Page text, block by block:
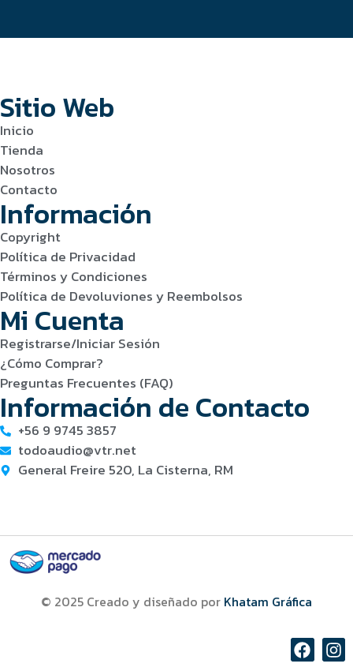
Sitio Web
Inicio
Tienda
Nosotros
Contacto
Información
Copyright
Política de Privacidad
Términos y Condiciones
Política de Devoluviones y Reembolsos
Mi Cuenta
Registrarse/Iniciar Sesión
¿Cómo Comprar?
Preguntas Frecuentes (FAQ)
Información de Contacto
+56 9 9745 3857
todoaudio@vtr.net
General Freire 520, La Cisterna, RM
© 2025 Creado y diseñado por Khatam Gráfica